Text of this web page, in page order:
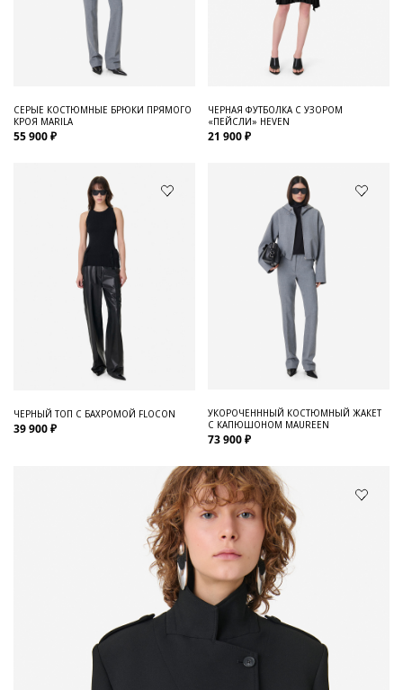
СЕРЫЕ КОСТЮМНЫЕ БРЮКИ ПРЯМОГО
КРОЯ MARILA
55 900 ₽
ЧЕРНАЯ ФУТБОЛКА С УЗОРОМ
«ПЕЙСЛИ» HEVEN
21 900 ₽
ЧЕРНЫЙ ТОП С БАХРОМОЙ FLOCON
39 900 ₽
УКОРОЧЕНННЫЙ КОСТЮМНЫЙ ЖАКЕТ
С КАПЮШОНОМ MAUREEN
73 900 ₽